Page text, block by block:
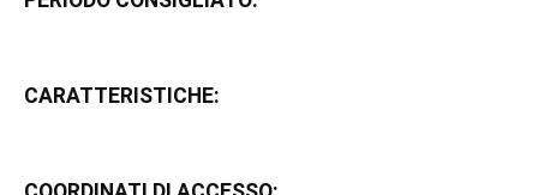
CARATTERISTICHE: